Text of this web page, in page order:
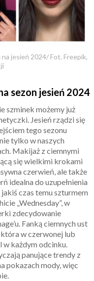
jesień 2024/ Fot. Freepik,
sezon jesień 2024
szminek możemy już
Jesień rządzi się
tego sezonu
tylko w naszych
Makijaż z ciemnymi
się wielkimi krokami
czerwień, ale także
idealna do uzupełnienia
czas temu szturmem
„Wednesday”, w
zdecydowanie
Fanką ciemnych ust
która w czerwonej lub
w każdym odcinku.
panujące trendy z
pokazach mody, więc